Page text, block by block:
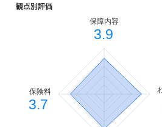
観点別評価